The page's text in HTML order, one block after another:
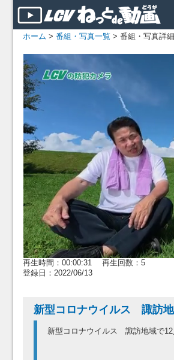
ホーム > 番組・写真一覧 > 番組・写真詳細
再生時間：00:00:31 再生回数：5
登録日：2022/06/13
新型コロナウイルス 諏訪
新型コロナウイルス 諏訪地域で12